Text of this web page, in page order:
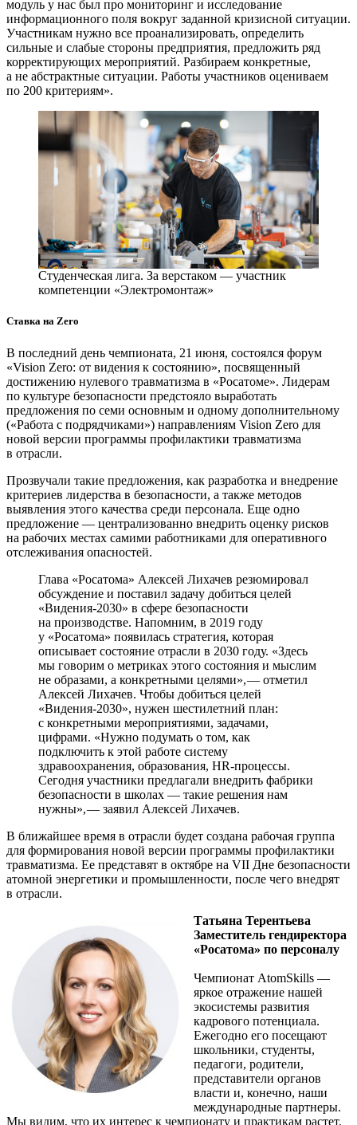
модуль у нас был про мониторинг и исследование
информационного поля вокруг заданной кризисной ситуации.
Участникам нужно все проанализировать, определить
сильные и слабые стороны предприятия, предложить ряд
корректирующих мероприятий. Разбираем конкретные,
а не абстрактные ситуации. Работы участников оцениваем
по 200 критериям».
Студенческая лига. За верстаком — участник
компетенции «Электромонтаж»
Ставка на Zero
В последний день чемпионата, 21 июня, состоялся форум
«Vision Zero: от видения к состоянию», посвященный
достижению нулевого травматизма в «Росатоме». Лидерам
по культуре безопасности предстояло выработать
предложения по семи основным и одному дополнительному
(«Работа с подрядчиками») направлениям Vision Zero для
новой версии программы профилактики травматизма
в отрасли.
Прозвучали такие предложения, как разработка и внедрение
критериев лидерства в безопасности, а также методов
выявления этого качества среди персонала. Еще одно
предложение — ​централизованно внедрить оценку рисков
на рабочих местах самими работниками для оперативного
отслеживания опасностей.
Глава «Росатома» Алексей Лихачев резюмировал
обсуждение и поставил задачу добиться целей
«Видения‑2030» в сфере безопасности
на производстве. Напомним, в 2019 году
у «Росатома» появилась стратегия, которая
описывает состояние отрасли в 2030 году. «Здесь
мы говорим о метриках этого состояния и мыслим
не образами, а конкретными целями», — ​отметил
Алексей Лихачев. Чтобы добиться целей
«Видения‑2030», нужен шестилетний план:
с конкретными мероприятиями, задачами,
цифрами. «Нужно подумать о том, как
подключить к этой работе систему
здравоохранения, образования, HR-процессы.
Сегодня участники предлагали внедрить фабрики
безопасности в школах — ​такие решения нам
нужны», — ​заявил Алексей Лихачев.
В ближайшее время в отрасли будет создана рабочая группа
для формирования новой версии программы профилактики
травматизма. Ее представят в октябре на VII Дне безопасности
атомной энергетики и промышленности, после чего внедрят
в отрасли.
Татьяна Терентьева
Заместитель гендиректора
«Росатома» по персоналу
Чемпионат AtomSkills — ​
яркое отражение нашей
экосистемы развития
кадрового потенциала.
Ежегодно его посещают
школьники, студенты,
педагоги, родители,
представители органов
власти и, конечно, наши
международные партнеры.
Мы видим, что их интерес к чемпионату и практикам растет.